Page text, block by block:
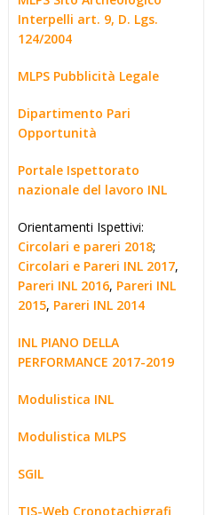
Interpelli art. 9, D. Lgs.
124/2004
MLPS Pubblicità Legale
Dipartimento Pari
Opportunità
Portale Ispettorato
nazionale del lavoro INL
Orientamenti Ispettivi:
Circolari e pareri 2018;
Circolari e Pareri INL 2017,
Pareri INL 2016, Pareri INL
2015, Pareri INL 2014
INL PIANO DELLA
PERFORMANCE 2017-2019
Modulistica INL
Modulistica MLPS
SGIL
TIS-Web Cronotachigrafi